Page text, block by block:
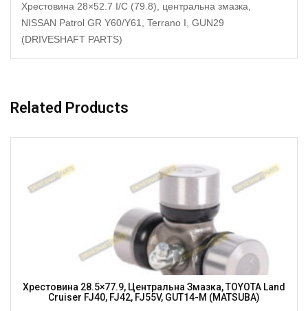
Хрестовина 28×52.7 I/C (79.8), центральна змазка,
NISSAN Patrol GR Y60/Y61, Terrano I, GUN29
(DRIVESHAFT PARTS)
Related Products
Хрестовина 28.5×77.9, Центральна Змазка, TOYOTA Land
Cruiser FJ40, FJ42, FJ55V, GUT14-M (MATSUBA)